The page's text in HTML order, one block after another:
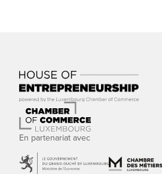
En partenariat avec